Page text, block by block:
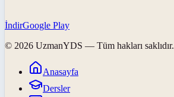
İndirGoogle Play
© 2026 UzmanYDS — Tüm hakları saklıdır.
Anasayfa
Dersler